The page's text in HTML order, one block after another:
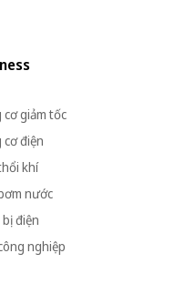
giảm tốc
điện
khí
nước
điện
nghiệp